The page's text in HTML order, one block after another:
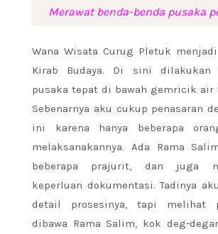
Merawat benda-benda pusaka
Wana Wisata Curug Pletuk
Kirab Budaya. Di sini
pusaka tepat di bawah gemricik air
Sebenarnya aku cukup penasaran
ini karena hanya beberapa
melaksanakannya. Ada Rama
beberapa prajurit, dan juga
keperluan dokumentasi. Tadinya
detail prosesinya, tapi melihat
dibawa Rama Salim, kok deg-